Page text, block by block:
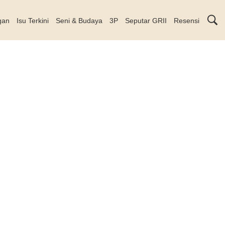
Isu Terkini Seni & Budaya 3P Seputar GRII Resensi